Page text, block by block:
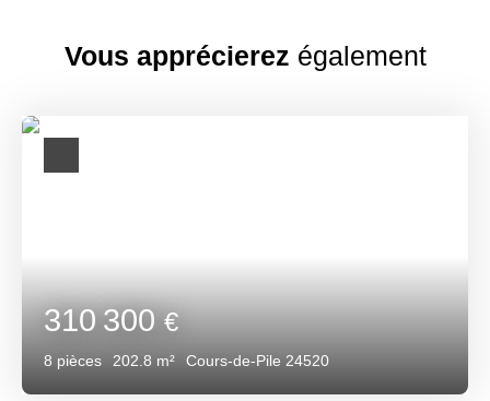
Vous apprécierez également
310 300€
8 pièces 202.8 m² Cours-de-Pile 24520